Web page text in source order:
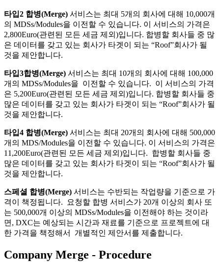
타입2 합병(Merge) 서비스는 최대 5개의 회사에 대해 10,000개
의 MDSs/Modules을 이전할 수 있습니다. 이 서비스의 가격은
2,800Euro(관련된 모든 세금 제외)입니다. 합병할 회사들 중 많
은 데이터를 갖고 있는 회사가 타겟이 되는 “Roof”회사가 될
것을 제안합니다.
타입3합병(Merge) 서비스는 최대 10개의 회사에 대해 100,000
개의 MDSs/Modules을 이전할 수 있습니다. 이 서비스의 가격
은 5,200Euro(관련된 모든 세금 제외)입니다. 합병할 회사들 중
많은 데이터를 갖고 있는 회사가 타겟이 되는 “Roof”회사가 될
것을 제안합니다.
타입4 합병(Merge) 서비스는 최대 20개의 회사에 대해 500,000
개의 MDS/Modules을 이전할 수 있습니다. 이 서비스의 가격은
11,200Euro(관련된 모든 세금 제외)입니다. 합병할 회사들 중
많은 데이터를 갖고 있는 회사가 타겟이 되는 “Roof”회사가 될
것을 제안합니다.
스페셜 합병(Merge) 서비스는 수반되는 작업량을 기준으로 가
격이 책정됩니다. 요청할 합병 서비스가 20개 이상의 회사 또
는 500,000개 이상의 MDSs/Modules을 이전해야 하는 것이라
면, DXC는 예상되는 시간과 재료를 기준으로 프로젝트에 대
한 가격을 책정해서 개별적인 제안서를 제출합니다.
Company Merge - Procedure